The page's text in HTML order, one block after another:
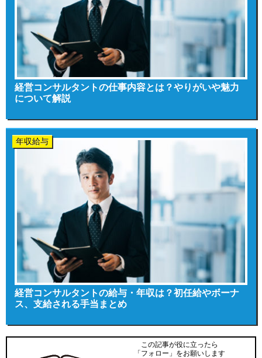
経営コンサルタントの仕事内容とは？やりがいや魅力
について解説
年収給与
経営コンサルタントの給与・年収は？初任給やボーナ
ス、支給される手当まとめ
この記事が役に立ったら
「フォロー」をお願いします